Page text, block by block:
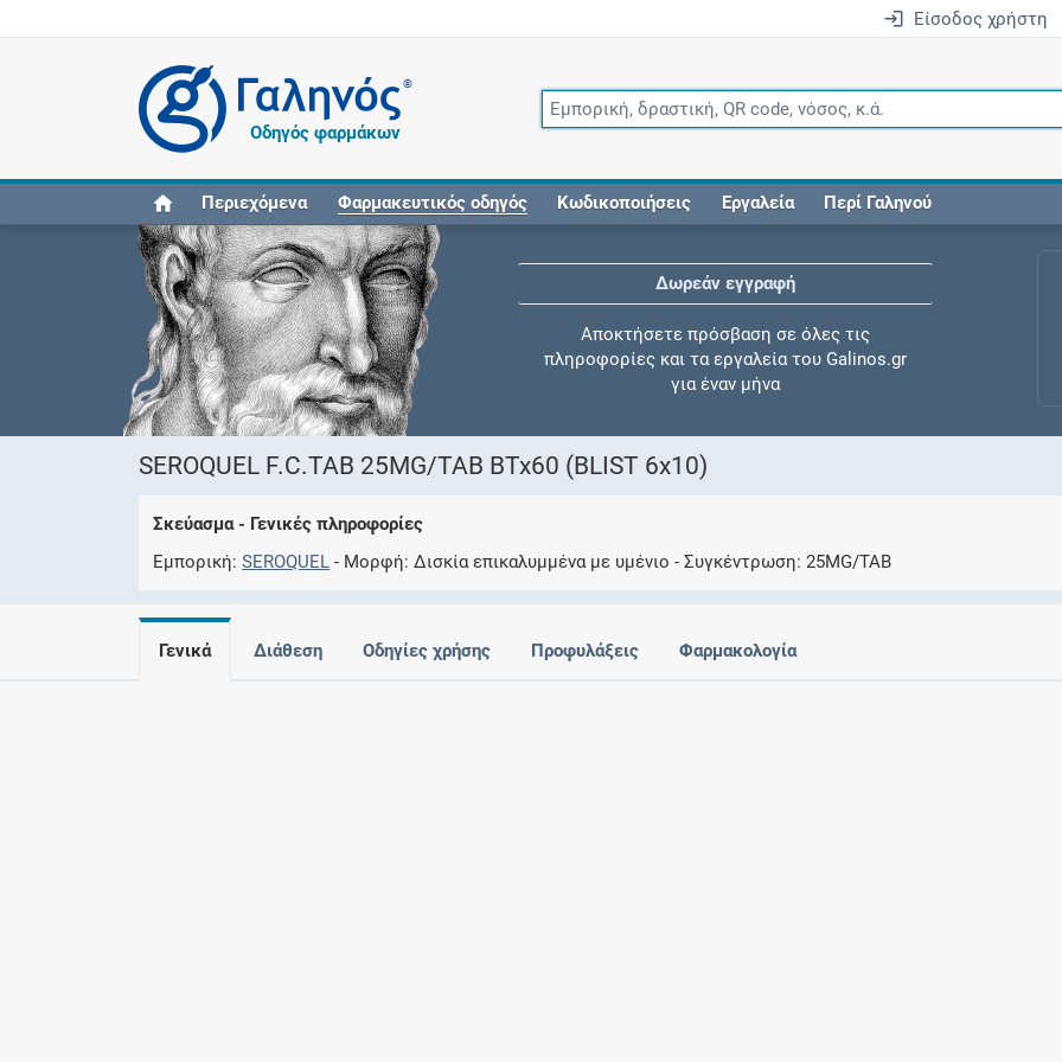
Είσοδος χρήστη
®
Οδηγός φαρμάκων
Περιεχόμενα Φαρμακευτικός οδηγός Κωδικοποιήσεις Εργαλεία Περί Γαληνού
Δωρεάν εγγραφή
Αποκτήσετε πρόσβαση σε όλες τις
πληροφορίες και τα εργαλεία του Galinos.gr
για έναν μήνα
Ελέγξτε την αγωγή σας για αντενδείξεις και
SEROQUEL F.C.TAB 25MG/TAB BTx60 (BLIST 6x10)
Σκεύασμα - Γενικές πληροφορίες
Εμπορική SEROQUEL Μορφή Δισκία επικαλυμμένα με υμένιο Συγκέντρωση 25MG/TAB
Γενικά Διάθεση Οδηγίες χρήσης Προφυλάξεις Φαρμακολογία